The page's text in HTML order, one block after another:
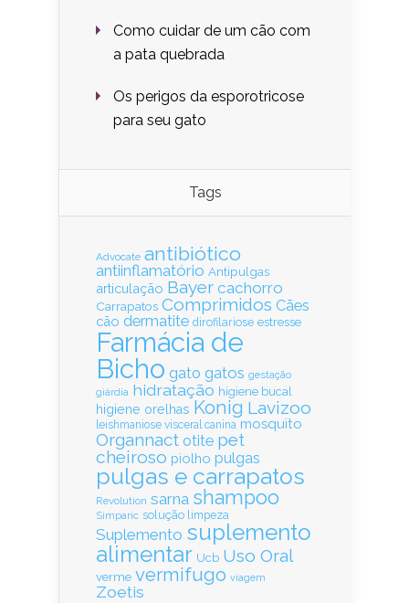
Como cuidar de um cão com
a pata quebrada
Os perigos da esporotricose
para seu gato
Tags
Advocate antibiótico
antiinflamatório Antipulgas
articulação Bayer cachorro
Carrapatos Comprimidos Cães
cão dermatite dirofilariose estresse
Farmácia de
Bicho gato gatos gestação
giárdia hidratação higiene bucal
higiene orelhas Konig Lavizoo
leishmaniose visceral canina mosquito
Organnact otite pet
cheiroso piolho pulgas
pulgas e carrapatos
Revolution sarna shampoo
Simparic solução limpeza
Suplemento suplemento
alimentar Ucb Uso Oral
verme vermifugo viagem
Zoetis